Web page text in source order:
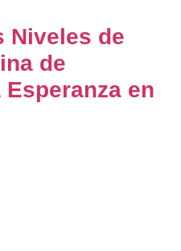
Niveles de
de
en